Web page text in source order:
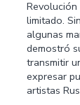
limitado.
algunas
demostró
transmitir
expresar
artistas